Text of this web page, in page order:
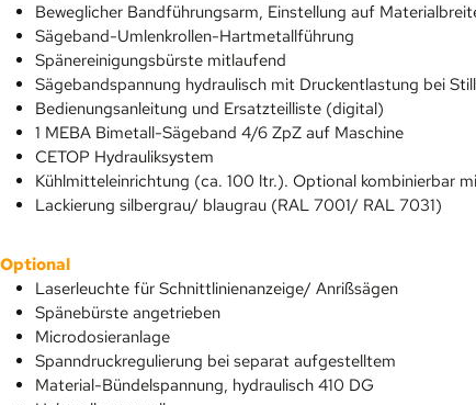
Beweglicher Bandführungsarm, Einstellung auf
Sägeband-Umlenkrollen-Hartmetallführung
Spänereinigungsbürste mitlaufend
Sägebandspannung hydraulisch mit Druckentlastung bei
Bedienungsanleitung und Ersatzteilliste (digital)
1 MEBA Bimetall-Sägeband 4/6 ZpZ auf Maschine
CETOP Hydrauliksystem
Kühlmitteleinrichtung (ca. 100 ltr.). Optional kombinierbar
Lackierung silbergrau/ blaugrau (RAL 7001/ RAL 7031)
Optional
Laserleuchte für Schnittlinienanzeige/ Anrißsägen
Spänebürste angetrieben
Microdosieranlage
Spanndruckregulierung bei separat aufgestelltem
Material-Bündelspannung, hydraulisch 410 DG